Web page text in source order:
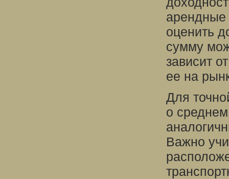
арендные
оценить
сумму
зависит
ее на
Для
о
Важно